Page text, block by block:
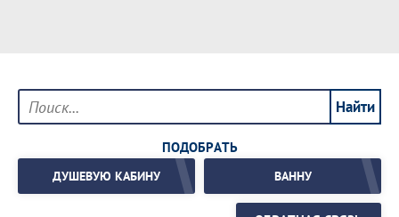
ПОДОБРАТЬ
ДУШЕВУЮ КАБИНУ ВАННУ